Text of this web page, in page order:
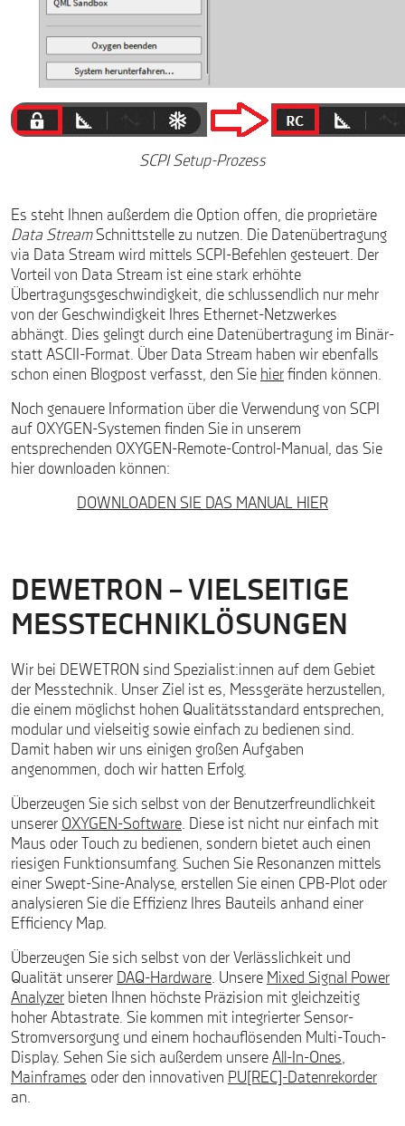
SCPI Setup-Prozess
Es steht Ihnen außerdem die Option offen, die proprietäre
Data StreamSchnittstelle zu nutzen. Die Datenübertragung
via Data Stream wird mittels SCPI-Befehlen gesteuert. Der
Vorteil von Data Stream ist eine stark erhöhte
Übertragungsgeschwindigkeit, die schlussendlich nur mehr
von der Geschwindigkeit Ihres Ethernet-Netzwerkes
abhängt. Dies gelingt durch eine Datenübertragung im Binär-
statt ASCII-Format. Über Data Stream haben wir ebenfalls
schon einen Blogpost verfasst, den Sie hier finden können.
Noch genauere Information über die Verwendung von SCPI
auf OXYGEN-Systemen finden Sie in unserem
entsprechenden OXYGEN-Remote-Control-Manual, das Sie
hier downloaden können:
DOWNLOADEN SIE DAS MANUAL HIER
DEWETRON – VIELSEITIGE
MESSTECHNIKLÖSUNGEN
Wir bei DEWETRON sind Spezialist:innen auf dem Gebiet
der Messtechnik. Unser Ziel ist es, Messgeräte herzustellen,
die einem möglichst hohen Qualitätsstandard entsprechen,
modular und vielseitig sowie einfach zu bedienen sind.
Damit haben wir uns einigen großen Aufgaben
angenommen, doch wir hatten Erfolg.
Überzeugen Sie sich selbst von der Benutzerfreundlichkeit
unserer OXYGEN-Software. Diese ist nicht nur einfach mit
Maus oder Touch zu bedienen, sondern bietet auch einen
riesigen Funktionsumfang. Suchen Sie Resonanzen mittels
einer Swept-Sine-Analyse, erstellen Sie einen CPB-Plot oder
analysieren Sie die Effizienz Ihres Bauteils anhand einer
Efficiency Map.
Überzeugen Sie sich selbst von der Verlässlichkeit und
Qualität unserer DAQ-Hardware. Unsere Mixed Signal Power
Analyzer bieten Ihnen höchste Präzision mit gleichzeitig
hoher Abtastrate. Sie kommen mit integrierter Sensor-
Stromversorgung und einem hochauflösenden Multi-Touch-
Display. Sehen Sie sich außerdem unsere All-In-Ones,
Mainframes oder den innovativen PU[REC]-Datenrekorder
an.